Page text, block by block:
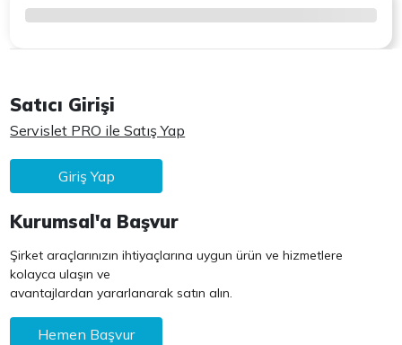
Satıcı Girişi
Servislet PRO ile Satış Yap
Giriş Yap
Kurumsal'a Başvur
Şirket araçlarınızın ihtiyaçlarına uygun ürün ve hizmetlere
kolayca ulaşın ve
avantajlardan yararlanarak satın alın.
Hemen Başvur